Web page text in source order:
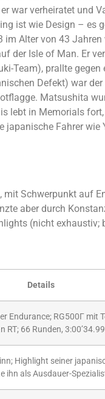
war verheiratet und
ist wie Design – es
im Alter von 43 Jahren
der Isle of Man. Er
Team), prallte gegen
Defekt) war der
Matsushita
lebt in Memorials
japanische Fahrer wie
mit Schwerpunkt auf
aber durch
(nicht exhaustiv;
Details
Endurance; RG500Γ mit
RT; 66 Runden,
Highlight seiner
ihn als Ausdauer-